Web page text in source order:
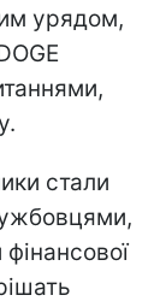
урядом,
стали